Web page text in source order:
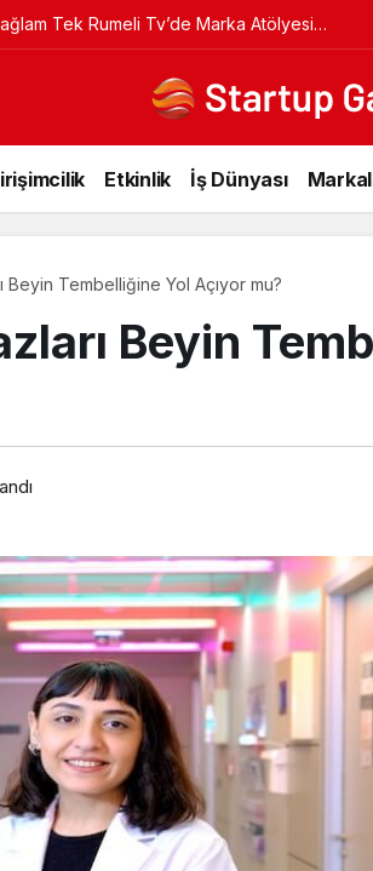
Veriyi Veriyorsun? Asıl Risk Ürettiğin
Etkinlik İş Dünyası
Beyin Tembelliğine Yol Açıyor mu?
Beyin
Girişimcilik
Mürsel
Rumeli
Atölyesi
Oldu